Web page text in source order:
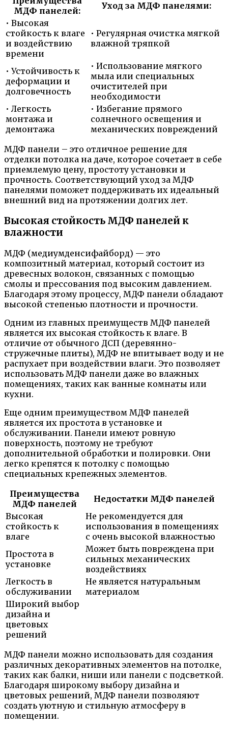
МДФ панелей:
Уход за МДФ панелями:
• Высокая
стойкость к влаге
и воздействию
времени
• Регулярная очистка мягкой
влажной тряпкой
• Устойчивость к
деформации и
долговечность
• Использование мягкого
мыла или специальных
очистителей при
необходимости
• Легкость
монтажа и
демонтажа
• Избегание прямого
солнечного освещения и
механических повреждений
МДФ панели – это отличное решение для
отделки потолка на даче, которое сочетает в себе
приемлемую цену, простоту установки и
прочность. Соответствующий уход за МДФ
панелями поможет поддерживать их идеальный
внешний вид на протяжении долгих лет.
Высокая стойкость МДФ панелей к
влажности
МДФ (медиумденсифайборд) — это
композитный материал, который состоит из
древесных волокон, связанных с помощью
смолы и прессования под высоким давлением.
Благодаря этому процессу, МДФ панели обладают
высокой степенью плотности и прочности.
Одним из главных преимуществ МДФ панелей
является их высокая стойкость к влаге. В
отличие от обычного ДСП (деревянно-
стружечные плиты), МДФ не впитывает воду и не
распухает при воздействии влаги. Это позволяет
использовать МДФ панели даже во влажных
помещениях, таких как ванные комнаты или
кухни.
Еще одним преимуществом МДФ панелей
является их простота в установке и
обслуживании. Панели имеют ровную
поверхность, поэтому не требуют
дополнительной обработки и полировки. Они
легко крепятся к потолку с помощью
специальных крепежных элементов.
Преимущества
МДФ панелей
Недостатки МДФ панелей
Высокая
стойкость к
влаге
Не рекомендуется для
использования в помещениях
с очень высокой влажностью
Простота в
установке
Может быть повреждена при
сильных механических
воздействиях
Легкость в
обслуживании
Не является натуральным
материалом
Широкий выбор
дизайна и
цветовых
решений
МДФ панели можно использовать для создания
различных декоративных элементов на потолке,
таких как балки, ниши или панели с подсветкой.
Благодаря широкому выбору дизайна и
цветовых решений, МДФ панели позволяют
создать уютную и стильную атмосферу в
помещении.